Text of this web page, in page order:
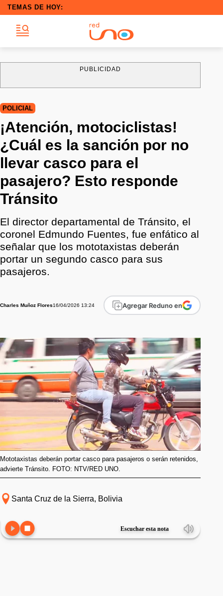
TEMAS DE HOY:
PUBLICIDAD
POLICIAL
¡Atención, motociclistas!
¿Cuál es la sanción por no
llevar casco para el
pasajero? Esto responde
Tránsito
El director departamental de Tránsito, el
coronel Edmundo Fuentes, fue enfático al
señalar que los mototaxistas deberán
portar un segundo casco para sus
pasajeros.
Charles Muñoz Flores16/04/2026 13:24 Agregar Reduno en
Mototaxistas deberán portar casco para pasajeros o serán retenidos,
advierte Tránsito. FOTO: NTV/RED UNO.
Santa Cruz de la Sierra, Bolivia
Escuchar esta nota